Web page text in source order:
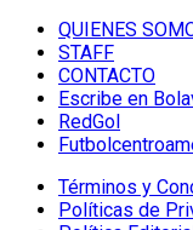
QUIENES
STAFF
CONTACTO
Escribe en
RedGol
Términos y
Políticas de